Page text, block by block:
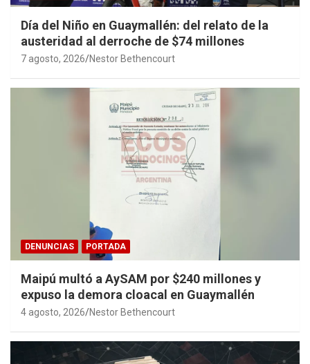
Día del Niño en Guaymallén: del relato de la
austeridad al derroche de $74 millones
7 agosto, 2026 Nestor Bethencourt
DENUNCIAS PORTADA
Maipú multó a AySAM por $240 millones y
expuso la demora cloacal en Guaymallén
4 agosto, 2026 Nestor Bethencourt